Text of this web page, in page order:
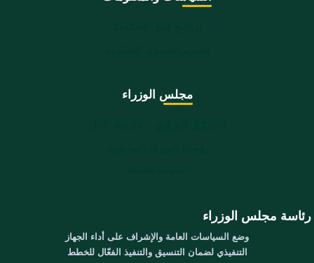
مجلس الوزراء
رئاسة مجلس الوزراء
وضع السياسات العامة والإشراف على أداء الجهاز
التنفيذي لضمان التنسيق والتنفيذ الفعّال للخطط